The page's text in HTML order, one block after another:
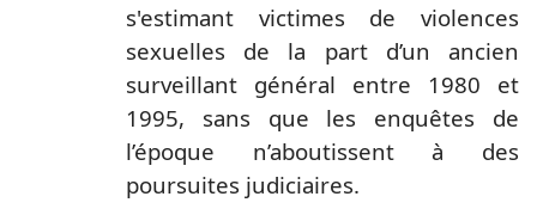
s'estimant victimes de violences
sexuelles de la part d’un ancien
surveillant général entre 1980 et
1995, sans que les enquêtes de
l’époque n’aboutissent à des
poursuites judiciaires.